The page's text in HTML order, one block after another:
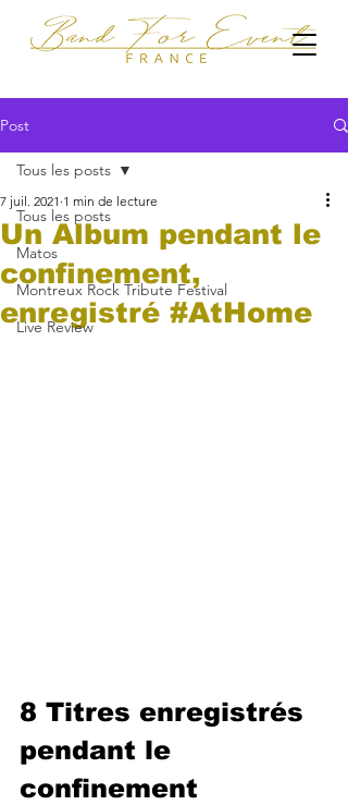
Post
Tous les posts
Matos
Montreux Rock Tribute Festival
Live Review
Tous les posts
Un Album pendant le
confinement,
enregistré #AtHome
7 juil. 2021 1 min de lecture
8 Titres enregistrés
pendant le
confinement